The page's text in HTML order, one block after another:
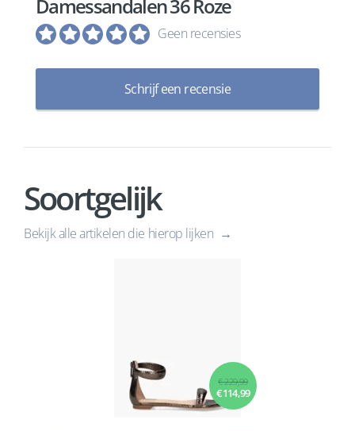
Damessandalen 36 Roze
Geen recensies
Schrijf een recensie
Soortgelijk
Bekijk alle artikelen die hierop lijken
€ 229,99
€ 114,99